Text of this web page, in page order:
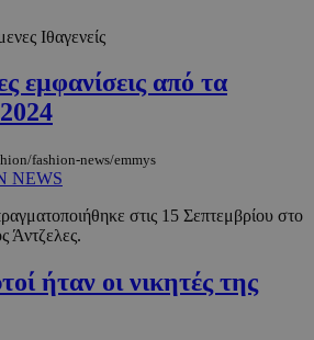
Ιθαγενείς
εμφανίσεις από τα
fashion-news/emmys
NEWS
στις 15 Σεπτεμβρίου στο
Άντζελες.
ήταν οι νικητές της